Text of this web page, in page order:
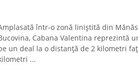
într-o zonă liniștită din
Cabana Valentina reprezintă
un deal la o distanță de 2 kilometri
...